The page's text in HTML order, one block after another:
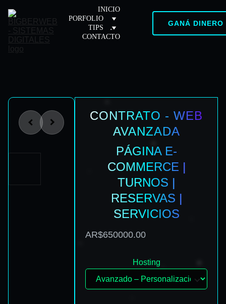
INICIO
PORFOLIO
TIPS
CONTACTO
GANÁ DINERO
CONTRATO - WEB
AVANZADA
PÁGINA E-
COMMERCE |
TURNOS |
RESERVAS |
SERVICIOS
AR$650000.00
Hosting